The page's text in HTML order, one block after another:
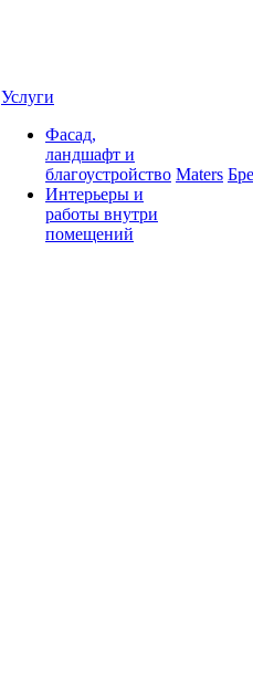
Услуги
Фасад,
ландшафт и
благоустройство
Интерьеры и
работы внутри
помещений
Maters